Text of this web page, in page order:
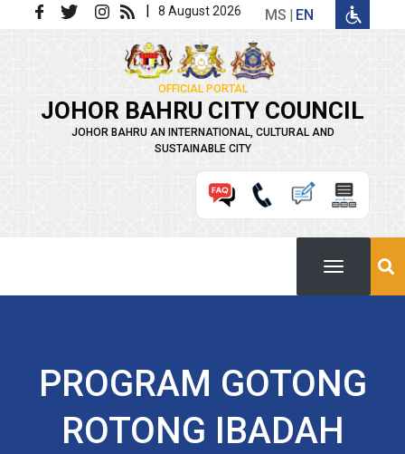
Skip to main content | 8 August 2026 MS EN
OFFICIAL PORTAL
JOHOR BAHRU CITY COUNCIL
JOHOR BAHRU AN INTERNATIONAL, CULTURAL AND
SUSTAINABLE CITY
PROGRAM GOTONG
ROTONG IBADAH